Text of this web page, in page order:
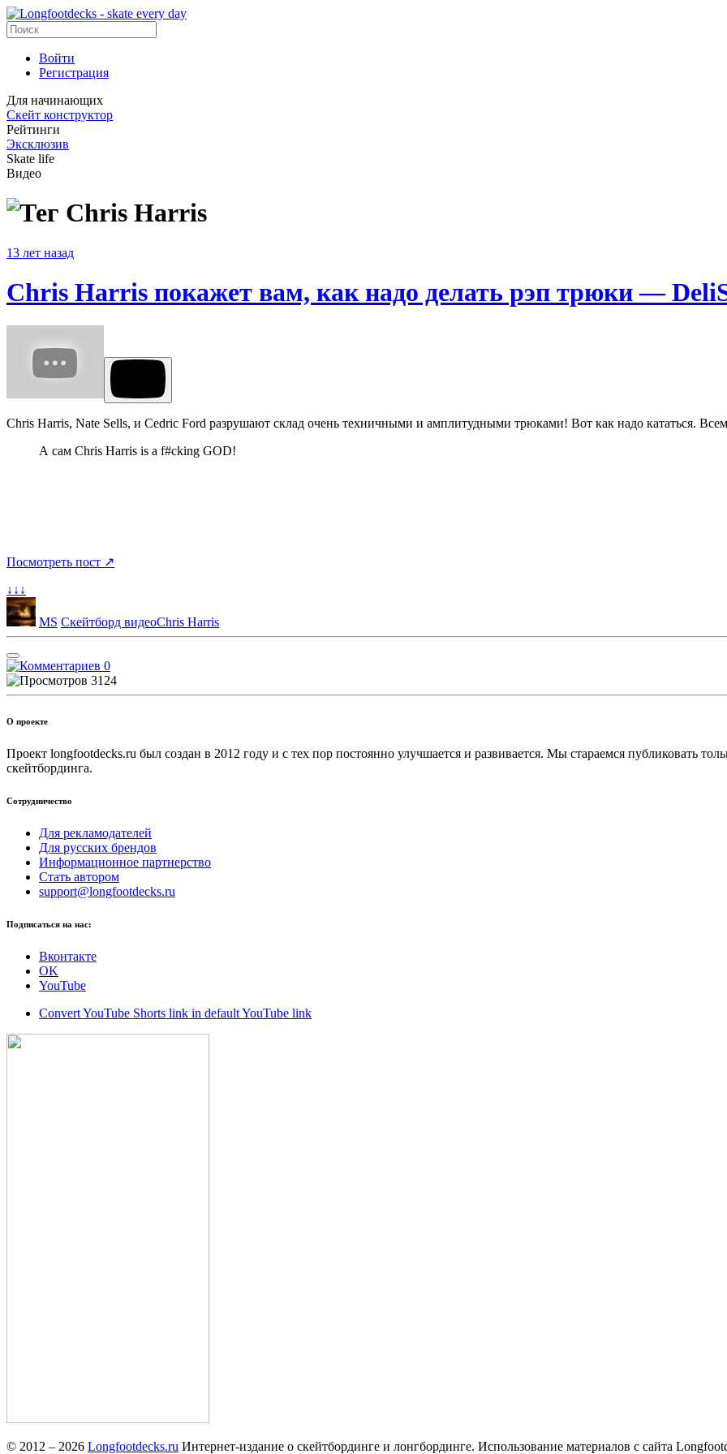
Войти
Регистрация
Для начинающих
Скейт конструктор
Рейтинги
Эксклюзив
Skate life
Видео
Chris Harris
13 лет назад
Chris Harris покажет вам, как надо делать рэп трюки —
Chris Harris, Nate Sells, и Cedric Ford разрушают склад очень техничными и амплитудными трюками! Вот как надо кататься.
А сам Chris Harris is a f#cking GOD!
Посмотреть пост ↗
↓↓↓
MS Скейтборд видеоChris Harris
0
3124
О проекте
Проект longfootdecks.ru был создан в 2012 году и с тех пор постоянно улучшается и развивается. Мы стараемся публиковать
скейтбординга.
Сотрудничество
Для рекламодателей
Для русских брендов
Информационное партнерство
Стать автором
support@longfootdecks.ru
Подписаться на нас:
Вконтакте
OK
YouTube
Convert YouTube Shorts link in default YouTube link
© 2012 – 2026 Longfootdecks.ru Интернет-издание о скейтбординге и лонгбординге. Использование материалов с сайта